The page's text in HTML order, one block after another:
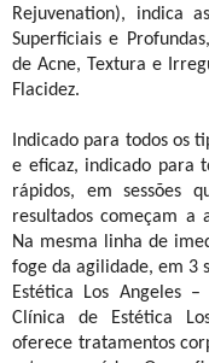
Rejuvenation), indica
Superficiais e
de Acne, Textura e
Flacidez.
Indicado para todos os
e eficaz, indicado para
rápidos, em sessões
resultados começam a
Na mesma linha de
foge da agilidade, em 3
Estética Los Angeles
Clínica de Estética
oferece tratamentos